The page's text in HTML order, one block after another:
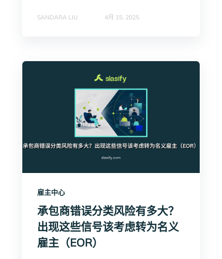
SANDARA LIU 4月 15, 2025
雇主中心
承包商错误分类风险有多大？
出现这些信号该考虑转为名义
雇主（EOR）